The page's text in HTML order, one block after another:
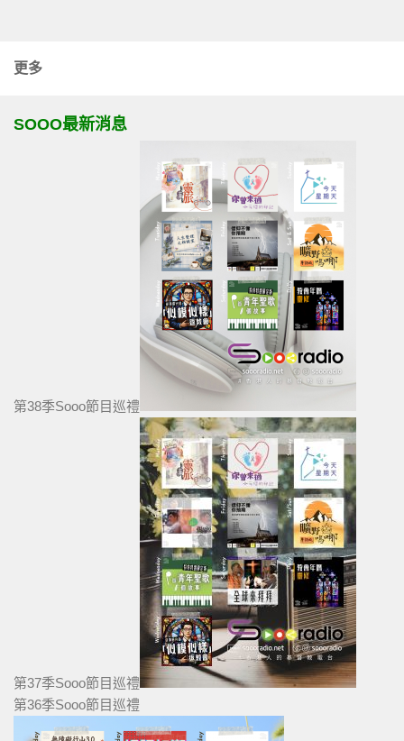
更多
SOOO最新消息
第38季Sooo節目巡禮
第37季Sooo節目巡禮
第36季Sooo節目巡禮